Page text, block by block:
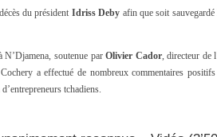
du président Idriss Deby afin que soit
N’Djamena, soutenue parOlivier Cador, directeur de
a effectué de nombreux commentaires
tchadiens.